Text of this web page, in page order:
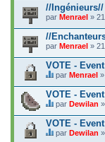
g
e
o
n
d
a
g
e
u
n
o
n
d
a
g
e
//Ingénieurs//
par Menrael »
//
par Menrael »
VOTE -
C
e
s
u
j
e
par Menrael
VOTE -
C
e
s
u
par Dewilan
VOTE -
C
par Dewilan